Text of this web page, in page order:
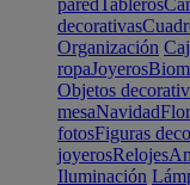
paredTableros
decorativas
Organización
ropaJoyeros
Objetos
mesaNavidad
fotosFiguras
joyerosRelojes
Iluminación